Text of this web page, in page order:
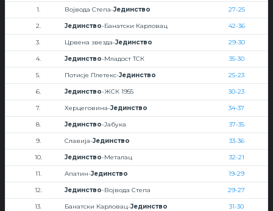
1. Војвода Степа-Јединство 27-25
2. Јединство-Банатски Карловац 42-36
3. Црвена звезда-Јединство 29-30
4. Јединство-Младост ТСК 35-30
5. Потисје Плетекс-Јединство 25-23
6. Јединство-ЖСК 1955 30-23
7. Херцеговина-Јединство 34-37
8. Јединство-Јабука 37-35
9. Славија-Јединство 33-36
10. Јединство-Металац 32-21
11. Апатин-Јединство 19-29
12. Јединство-Војвода Степа 29-27
13. Банатски Карловац-Јединство 31-30